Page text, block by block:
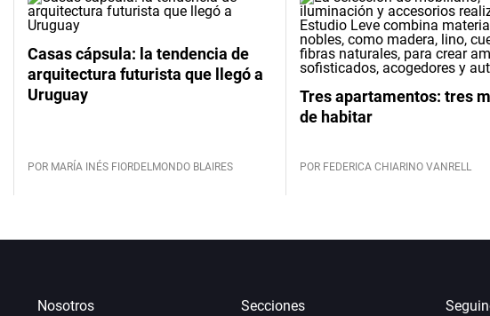
Casas cápsula: la tendencia de
arquitectura futurista que llegó a
Uruguay
POR MARÍA INÉS FIORDELMONDO BLAIRES
Tres apartamentos: tres
de habitar
POR FEDERICA CHIARINO VANRELL
Nosotros
Secciones